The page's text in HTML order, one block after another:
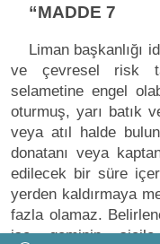
“MADDE 7
Liman başkanlığı
ve çevresel risk
selametine engel
oturmuş, yarı batık
veya atıl halde
donatanı veya
edilecek bir süre
yerden kaldırmaya
fazla olamaz.
ise geminin